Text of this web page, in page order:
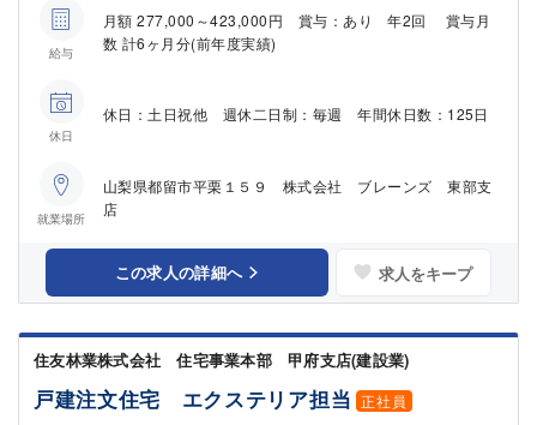
給与
月額 277,000～423,000円 賞与：あり 年2回 賞与月
数 計6ヶ月分(前年度実績)
休日
休日：土日祝他 週休二日制：毎週 年間休日数：125日
就業場所
山梨県都留市平栗１５９ 株式会社 ブレーンズ 東部支
店
この求人の詳細へ 求人をキープ
住友林業株式会社 住宅事業本部 甲府支店(建設業)
戸建注文住宅 エクステリア担当 正社員